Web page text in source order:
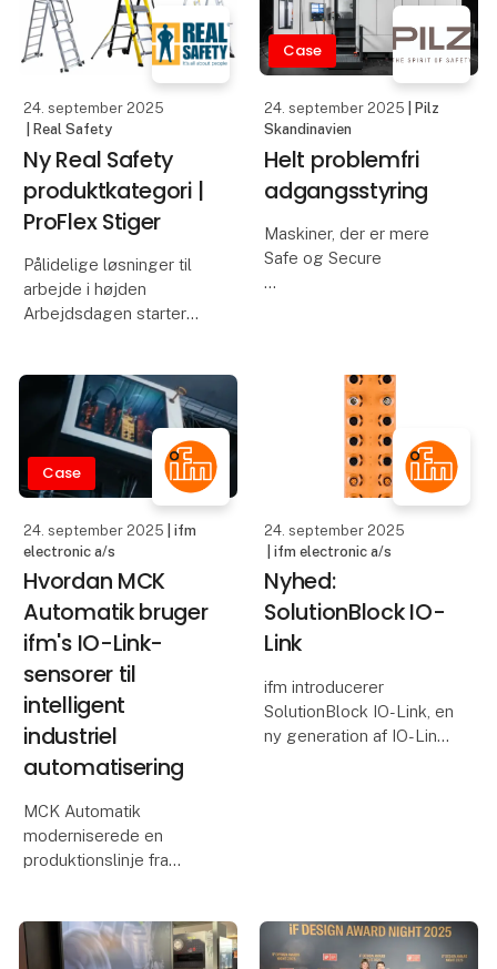
positionsindikatorer.
Resultatet er hurtigere
omstilling, højer
Ring på tlf.
24. september 2025
| Real Safety
Ny Real Safety
produktkategori |
ProFlex Stiger
Pålidelige løsninger til
arbejde i højden
Arbejdsdagen starter
en ustabilt stige, kan
dog ændre alt på et
øjeblik. Alt arbejde i
højden bør starte med
Case
24. september 2025
| Pilz
Skandinavien
Helt problemfri
adgangsstyring
Maskiner, der er mere
Safe og Secure
betjenings- og
sikkerhedskonceptet
også gennemgået hos
Starrag Heckert.
Betjeningsfejl og
Case
24. september 2025
| ifm
electronic a/s
Hvordan MCK
Automatik bruger
ifm's IO-Link-
sensorer til
intelligent
industriel
automatisering
MCK Automatik
moderniserede en
produktionslinje fra
ved hjælp af ifm's IO-
Link-sensorer og
24. september 2025
| ifm electronic a/s
Nyhed:
SolutionBlock IO-
Link
ifm introducerer
SolutionBlock IO-Link, en
ny generation af IO-Link-
(PROFINET og
EtherNet/IP